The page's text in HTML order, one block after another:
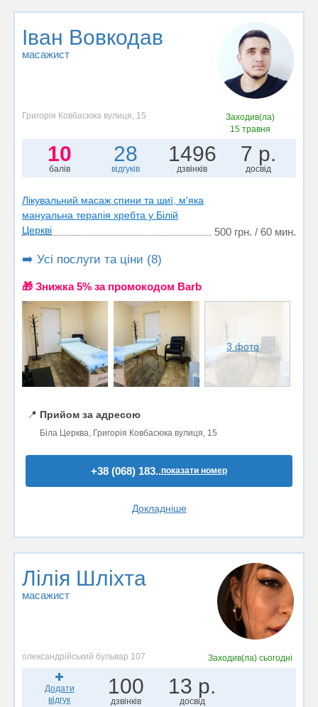
Іван Вовкодав
масажист
Григорія Ковбасюка вулиця, 15
Заходив(ла)
15 травня
10
балів
28
відгуків
1496
дзвінків
7 р.
досвід
Лікувальний масаж спини та шиї, м'яка
мануальна терапія хребта у Білій
Церкві
500 грн. / 60 мин.
➡️ Усі послуги та ціни (8)
🎁 Знижка 5% за промокодом Barb
3 фото
📍 Прийом за адресою
Біла Церква, Григорія Ковбасюка вулиця, 15
+38 (068) 183..показати номер
Докладніше
Лілія Шліхта
масажист
олександрійський бульвар 107 Заходив(ла)сьогодні
Додати
відгук
100
дзвінків
13 р.
досвід